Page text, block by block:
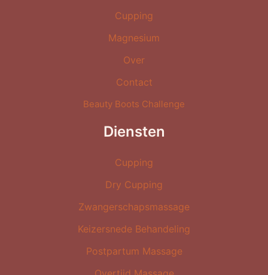
Cupping
Magnesium
Over
Contact
Beauty Boots Challenge
Diensten
Cupping
Dry Cupping
Zwangerschapsmassage
Keizersnede Behandeling
Postpartum Massage